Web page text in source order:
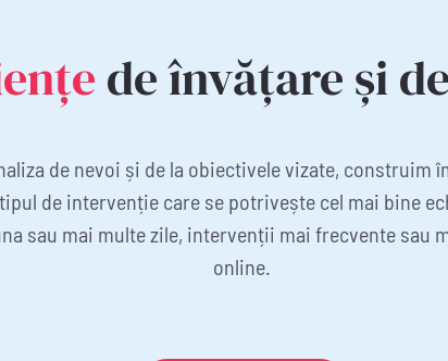
de învățare și
de nevoi și de la obiectivele vizate, construim
de intervenție care se potrivește cel mai bine
sau mai multe zile, intervenții mai frecvente sau
online.